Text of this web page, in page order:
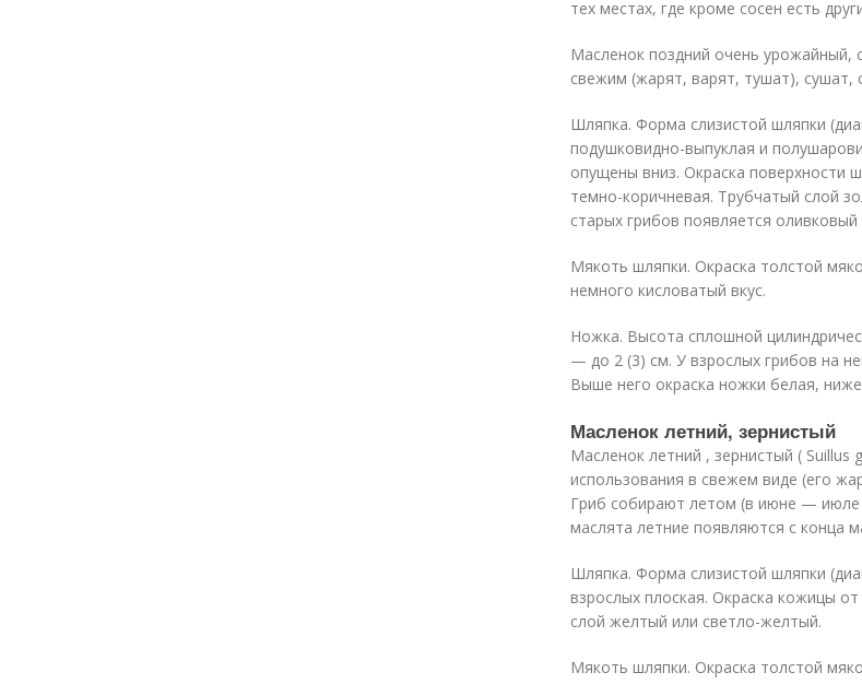
тех местах, где кроме сосен есть
Масленок поздний очень урожайный,
свежим (жарят, варят, тушат), сушат,
Шляпка. Форма слизистой шляпки
подушковидно-выпуклая и
опущены вниз. Окраска поверхности
темно-коричневая. Трубчатый слой
старых грибов появляется оливковый
Мякоть шляпки. Окраска толстой
немного кисловатый вкус.
Ножка. Высота сплошной
— до 2 (3) см. У взрослых грибов на
Выше него окраска ножки белая,
Масленок летний, зернистый
Масленок летний , зернистый (
использования в свежем виде (его
Гриб собирают летом (в июне — июле
маслята летние появляются с конца
Шляпка. Форма слизистой шляпки
взрослых плоская. Окраска кожицы
слой желтый или светло-желтый.
Мякоть шляпки. Окраска толстой